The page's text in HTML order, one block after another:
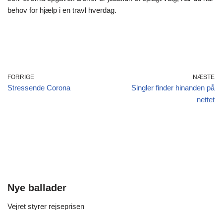
behov for hjælp i en travl hverdag.
FORRIGE
Stressende Corona
NÆSTE
Singler finder hinanden på
nettet
Nye ballader
Vejret styrer rejseprisen